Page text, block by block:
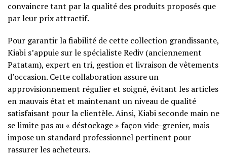
convaincre tant par la qualité des produits proposés que
par leur prix attractif.
Pour garantir la fiabilité de cette collection grandissante,
Kiabi s’appuie sur le spécialiste Rediv (anciennement
Patatam), expert en tri, gestion et livraison de vêtements
d’occasion. Cette collaboration assure un
approvisionnement régulier et soigné, évitant les articles
en mauvais état et maintenant un niveau de qualité
satisfaisant pour la clientèle. Ainsi, Kiabi seconde main ne
se limite pas au « déstockage » façon vide-grenier, mais
impose un standard professionnel pertinent pour
rassurer les acheteurs.